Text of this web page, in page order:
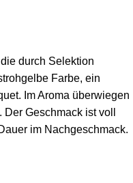
durch Selektion
Farbe, ein
Im Aroma überwiegen
Geschmack ist voll
im Nachgeschmack.